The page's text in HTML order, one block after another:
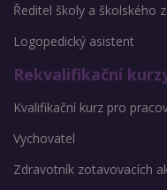
Ředitel školy a školského
Logopedický asistent
Rekvalifikační
Kvalifikační kurz pro
Vychovatel
Zdravotník zotavovacích